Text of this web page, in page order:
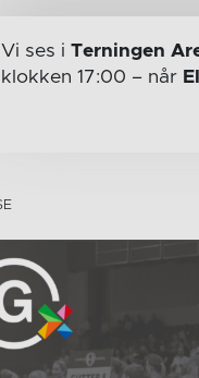
Vi ses i Terningen
klokken 17:00 – når